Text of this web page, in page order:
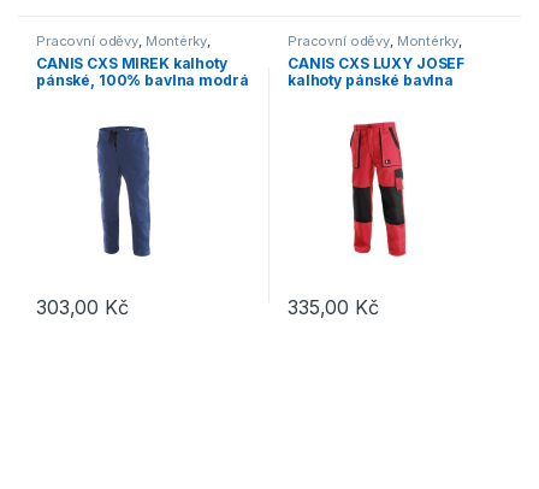
Pracovní oděvy, Montérky,
Kalhoty
CANIS CXS MIREK kalhoty
pánské, 100% bavlna modrá
303,00 Kč
Tento produkt má více variant. Možnosti lze vybrat na stránce
Pracovní oděvy, Montérky,
Kalhoty
CANIS CXS LUXY JOSEF
kalhoty pánské bavlna
335,00 Kč
Tento produkt má více